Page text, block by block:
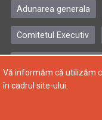
Adunarea generala
Comitetul Executiv
Copyright © 2004-
Vă informăm că utilizăm
în cadrul site-ului.